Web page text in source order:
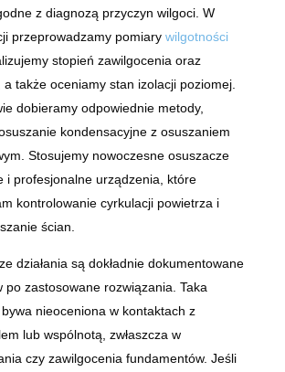
z diagnozą przyczyn wilgoci. W
przeprowadzamy pomiary wilgotności
stopień zawilgocenia oraz
także oceniamy stan izolacji poziomej.
dobieramy odpowiednie metody,
kondensacyjne z osuszaniem
Stosujemy nowoczesne osuszacze
i profesjonalne urządzenia, które
kontrolowanie cyrkulacji powietrza i
ścian.
działania są dokładnie dokumentowane
po zastosowane rozwiązania. Taka
nieoceniona w kontaktach z
lub wspólnotą, zwłaszcza w
czy zawilgocenia fundamentów. Jeśli